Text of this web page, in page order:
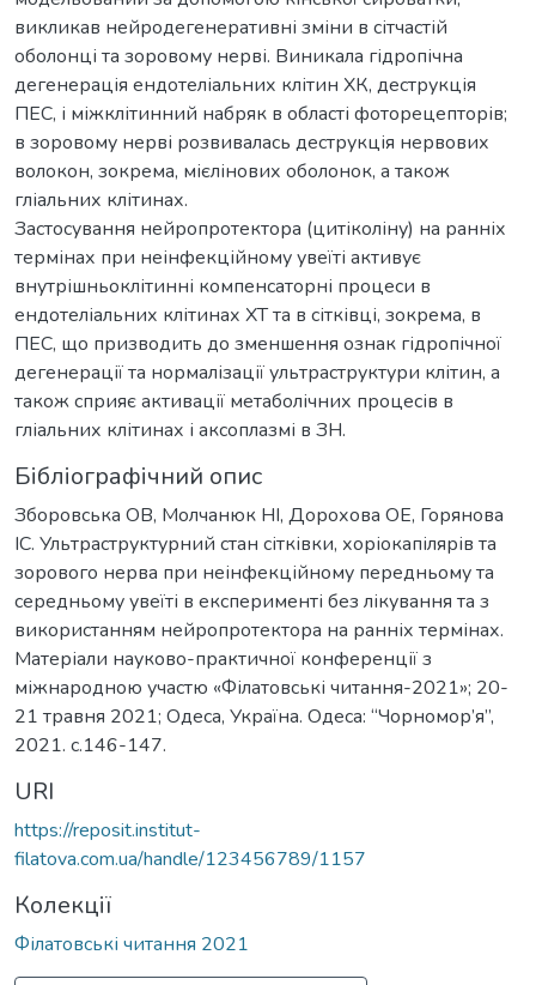
викликав нейродегенеративні зміни в сітчастій
оболонці та зоровому нерві. Виникала гідропічна
дегенерація ендотеліальних клітин ХК, деструкція
ПЕС, і міжклітинний набряк в області фоторецепторів;
в зоровому нерві розвивалась деструкція нервових
волокон, зокрема, мієлінових оболонок, а також
гліальних клітинах.
Застосування нейропротектора (цитіколіну) на ранніх
термінах при неінфекційному увеїті активує
внутрішньоклітинні компенсаторні процеси в
ендотеліальних клітинах ХТ та в сітківці, зокрема, в
ПЕС, що призводить до зменшення ознак гідропічної
дегенерації та нормалізації ультраструктури клітин, а
також сприяє активації метаболічних процесів в
гліальних клітинах і аксоплазмі в ЗН.
Бібліографічний опис
Зборовська ОВ, Молчанюк НІ, Дорохова ОЕ, Горянова
ІС. Ультраструктурний стан сітківки, хоріокапілярів та
зорового нерва при неінфекційному передньому та
середньому увеїті в експерименті без лікування та з
використанням нейропротектора на ранніх термінах.
Матеріали науково-практичної конференції з
міжнародною участю «Філатовські читання-2021»; 20-
21 травня 2021; Одеса, Україна. Одеса: “Чорномор’я”,
2021. c.146-147.
URI
https://reposit.institut-
filatova.com.ua/handle/123456789/1157
Колекції
Філатовські читання 2021